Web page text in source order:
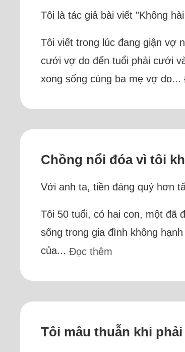
Tôi là tác giả bài viết "Không
Tôi viết trong lúc đang giận vợ
cưới vợ do đến tuổi phải cưới
xong sống cùng ba mẹ vợ do...
Chồng nổi đóa vì tôi
Với anh ta, tiền đáng quý hơn
Tôi 50 tuổi, có hai con, một đã
sống trong gia đình không
của... Đọc thêm
Tôi mâu thuẫn khi